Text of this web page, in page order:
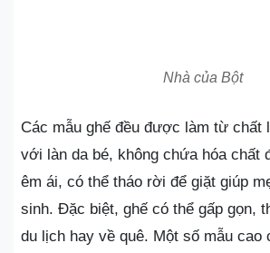
Nhà của Bột
Các mẫu ghế đều được làm từ chất
với làn da bé, không chứa hóa chất
êm ái, có thể tháo rời để giặt giúp
sinh. Đặc biệt, ghế có thể gấp gọn,
du lịch hay về quê. Một số mẫu cao